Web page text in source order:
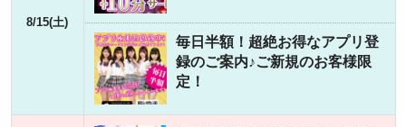
8/15(土)
毎日半額！超絶お得なアプリ登
録のご案内♪ご新規のお客様限
定！